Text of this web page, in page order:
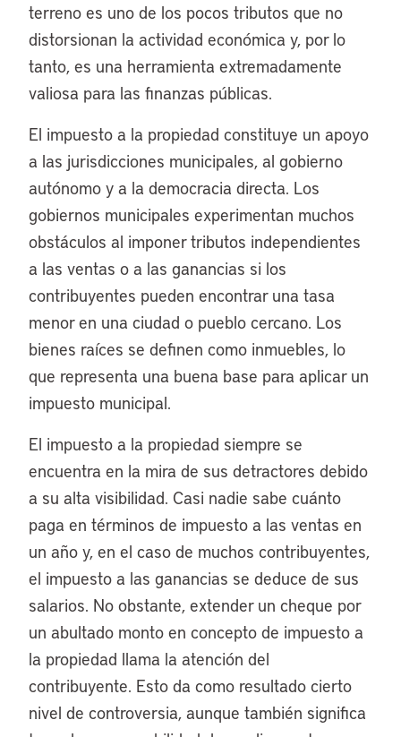
terreno es uno de los pocos tributos que no
distorsionan la actividad económica y, por lo
tanto, es una herramienta extremadamente
valiosa para las finanzas públicas.
El impuesto a la propiedad constituye un apoyo
a las jurisdicciones municipales, al gobierno
autónomo y a la democracia directa. Los
gobiernos municipales experimentan muchos
obstáculos al imponer tributos independientes
a las ventas o a las ganancias si los
contribuyentes pueden encontrar una tasa
menor en una ciudad o pueblo cercano. Los
bienes raíces se definen como inmuebles, lo
que representa una buena base para aplicar un
impuesto municipal.
El impuesto a la propiedad siempre se
encuentra en la mira de sus detractores debido
a su alta visibilidad. Casi nadie sabe cuánto
paga en términos de impuesto a las ventas en
un año y, en el caso de muchos contribuyentes,
el impuesto a las ganancias se deduce de sus
salarios. No obstante, extender un cheque por
un abultado monto en concepto de impuesto a
la propiedad llama la atención del
contribuyente. Esto da como resultado cierto
nivel de controversia, aunque también significa